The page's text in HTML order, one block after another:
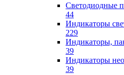
Светодиодные
44
Индикаторы
229
Индикаторы,
39
Индикаторы
39